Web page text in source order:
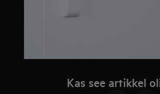
Kas see artikkel